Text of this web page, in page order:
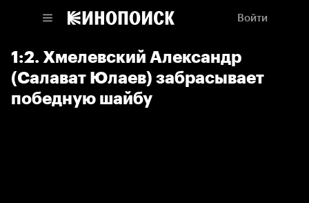
Войти
1:2. Хмелевский Александр
(Салават Юлаев) забрасывает
победную шайбу